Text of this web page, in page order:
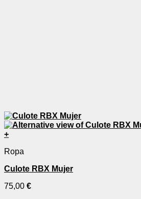
+
Ropa
Culote RBX Mujer
75,00 €